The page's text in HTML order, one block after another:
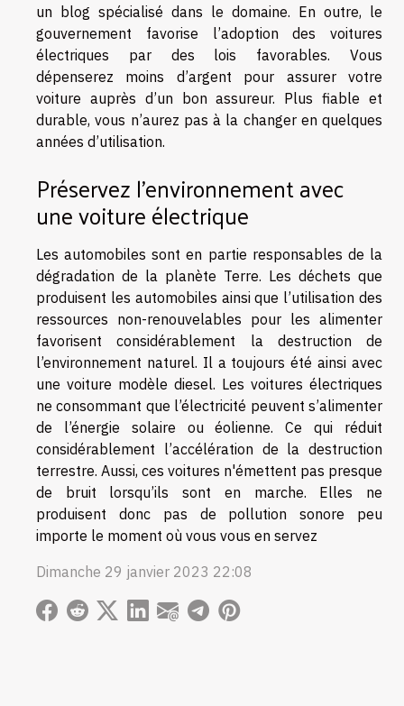
un blog spécialisé dans le domaine. En outre, le
gouvernement favorise l’adoption des voitures
électriques par des lois favorables. Vous
dépenserez moins d’argent pour assurer votre
voiture auprès d’un bon assureur. Plus fiable et
durable, vous n’aurez pas à la changer en quelques
années d’utilisation.
Préservez l’environnement avec
une voiture électrique
Les automobiles sont en partie responsables de la
dégradation de la planète Terre. Les déchets que
produisent les automobiles ainsi que l’utilisation des
ressources non-renouvelables pour les alimenter
favorisent considérablement la destruction de
l’environnement naturel. Il a toujours été ainsi avec
une voiture modèle diesel. Les voitures électriques
ne consommant que l’électricité peuvent s’alimenter
de l’énergie solaire ou éolienne. Ce qui réduit
considérablement l’accélération de la destruction
terrestre. Aussi, ces voitures n'émettent pas presque
de bruit lorsqu’ils sont en marche. Elles ne
produisent donc pas de pollution sonore peu
importe le moment où vous vous en servez
Dimanche 29 janvier 2023 22:08